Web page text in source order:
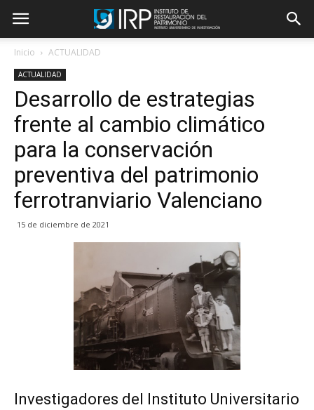
Inicio ACTUALIDAD
ACTUALIDAD
Desarrollo de estrategias
frente al cambio climático
para la conservación
preventiva del patrimonio
ferrotranviario Valenciano
15 de diciembre de 2021
Investigadores del Instituto Universitario